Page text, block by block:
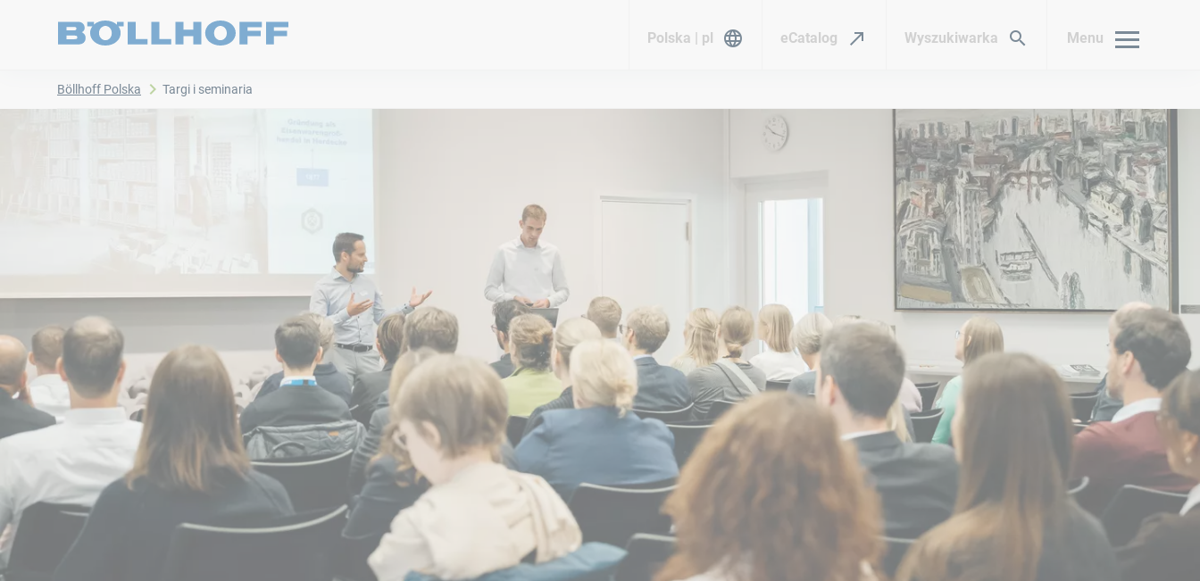
Polska | pl eCatalog Wyszukiwarka Menu
Böllhoff Polska Targi i seminaria